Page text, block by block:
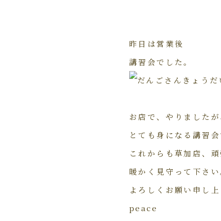
昨日は営業後
講習会でした。
お店で、やりました
とても身になる講習
これからも草加店、
暖かく見守って下さ
よろしくお願い申し
peace